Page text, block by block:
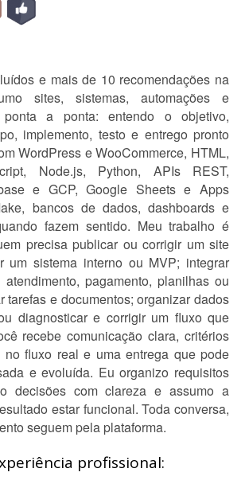
e mais de 10 recomendações na
sites, sistemas, automações e
ponta a ponta: entendo o objetivo,
implemento, testo e entrego pronto
WordPress e WooCommerce, HTML,
Node.js, Python, APIs REST,
e GCP, Google Sheets e Apps
bancos de dados, dashboards e
fazem sentido. Meu trabalho é
precisa publicar ou corrigir um site
um sistema interno ou MVP; integrar
pagamento, planilhas ou
tarefas e documentos; organizar dados
diagnosticar e corrigir um fluxo que
recebe comunicação clara, critérios
no fluxo real e uma entrega que pode
e evoluída. Eu organizo requisitos
decisões com clareza e assumo a
estar funcional. Toda conversa,
seguem pela plataforma.
profissional: